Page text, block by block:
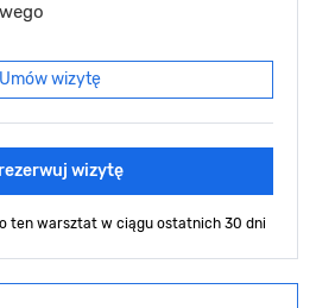
Umów wizytę
wizytę
ten warsztat w ciągu ostatnich 30 dni